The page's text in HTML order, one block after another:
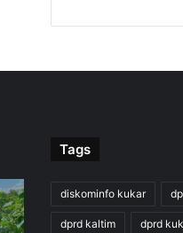
Tags
diskominfo kukar
dprd kaltim dprd